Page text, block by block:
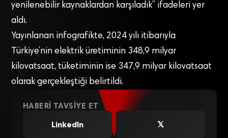
yenilenebilir kaynaklardan karşıladık” ifadeleri yer
aldı.
Yayınlanan infografikte, 2024 yılı itibarıyla
Türkiye’nin elektrik üretiminin 348,9 milyar
kilovatsaat, tüketiminin ise 347,9 milyar kilovatsaat
olarak gerçekleştiği belirtildi.
HABERI TAVSIYE ET
LinkedIn
𝕏